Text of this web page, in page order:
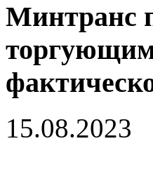
Минтранс
15.08.2023